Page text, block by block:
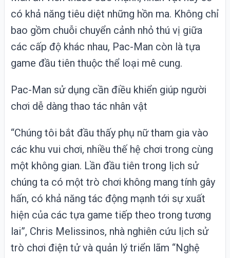
có khả năng tiêu diệt những hồn ma. Không chỉ
bao gồm chuỗi chuyển cảnh nhỏ thú vị giữa
các cấp độ khác nhau, Pac-Man còn là tựa
game đầu tiên thuộc thể loại mê cung.
Pac-Man sử dụng cần điều khiển giúp người
chơi dễ dàng thao tác nhân vật
“Chúng tôi bắt đầu thấy phụ nữ tham gia vào
các khu vui chơi, nhiều thế hệ chơi trong cùng
một không gian. Lần đầu tiên trong lịch sử
chúng ta có một trò chơi không mang tính gây
hấn, có khả năng tác động mạnh tới sự xuất
hiện của các tựa game tiếp theo trong tương
lai”, Chris Melissinos, nhà nghiên cứu lịch sử
trò chơi điện tử và quản lý triển lãm “Nghệ